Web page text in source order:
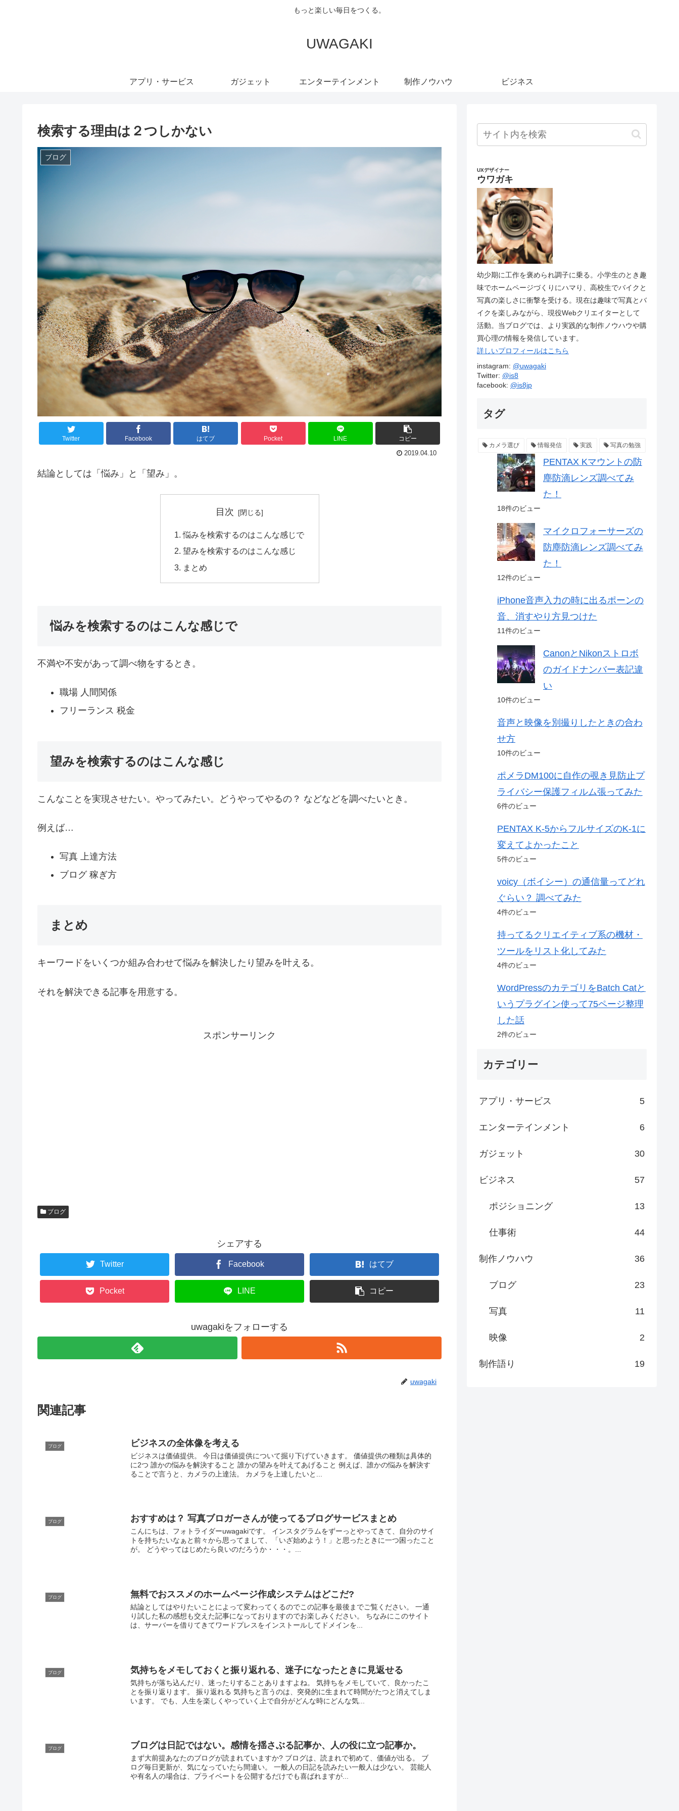
もっと楽しい毎日をつくる。
UWAGAKI
アプリ・サービス ガジェット エンターテインメント 制作ノウハウ ビジネス
検索する理由は２つしかない
ブログ
Twitter Facebook はてブ Pocket LINE コピー
2019.04.10
結論としては「悩み」と「望み」。
目次
悩みを検索するのはこんな感じで
望みを検索するのはこんな感じ
まとめ
悩みを検索するのはこんな感じで
不満や不安があって調べ物をするとき。
職場 人間関係
フリーランス 税金
望みを検索するのはこんな感じ
こんなことを実現させたい。やってみたい。どうやってやるの？ などなどを調べたいとき。
例えば…
写真 上達方法
ブログ 稼ぎ方
まとめ
キーワードをいくつか組み合わせて悩みを解決したり望みを叶える。
それを解決できる記事を用意する。
スポンサーリンク
ブログ
シェアする
Twitter Facebook はてブ
Pocket LINE コピー
uwagakiをフォローする
uwagaki
関連記事
ブログ ビジネスの全体像を考える
ビジネスは価値提供。 今日は価値提供について掘り下げていきます。 価値提供の種類は具体的
に2つ 誰かの悩みを解決すること 誰かの望みを叶えてあげること 例えば、誰かの悩みを解決す
ることで言うと、カメラの上達法。 カメラを上達したいと...
ブログ おすすめは？ 写真ブロガーさんが使ってるブログサービスまとめ
こんにちは、フォトライダーuwagakiです。 インスタグラムをずーっとやってきて、自分のサイ
トを持ちたいなぁと前々から思ってまして、「いざ始めよう！」と思ったときに一つ困ったこと
が。 どうやってはじめたら良いのだろうか・・・。...
ブログ 無料でおススメのホームページ作成システムはどこだ?
結論としてはやりたいことによって変わってくるのでこの記事を最後までご覧ください。 一通
り試した私の感想も交えた記事になっておりますのでお楽しみください。 ちなみにこのサイト
は、サーバーを借りてきてワードプレスをインストールしてドメインを...
ブログ 気持ちをメモしておくと振り返れる、迷子になったときに見返せる
気持ちが落ち込んだり、迷ったりすることありますよね。 気持ちをメモしていて、良かったこ
とを振り返ります。 振り返れる 気持ちと言うのは、突発的に生まれて時間がたつと消えてしま
います。 でも、人生を楽しくやっていく上で自分がどんな時にどんな気...
ブログ ブログは日記ではない。感情を揺さぶる記事か、人の役に立つ記事か。
まず大前提あなたのブログが読まれていますか? ブログは、読まれで初めて、価値が出る。 ブ
ログ毎日更新が、気になっていたら間違い。 一般人の日記を読みたい一般人は少ない。 芸能人
や有名人の場合は、プライベートを公開するだけでも喜ばれますが...
UXデザイナー
ウワガキ
幼少期に工作を褒められ調子に乗る。小学生のとき趣
味でホームページづくりにハマり、高校生でバイクと
写真の楽しさに衝撃を受ける。現在は趣味で写真とバ
イクを楽しみながら、現役Webクリエイターとして
活動。当ブログでは、より実践的な制作ノウハウや購
買心理の情報を発信しています。
詳しいプロフィールはこちら
instagram: @uwagaki
Twitter: @is8
facebook: @is8jp
タグ
カメラ選び 情報発信 実践 写真の勉強
PENTAX Kマウントの防
塵防滴レンズ調べてみ
た！
18件のビュー
マイクロフォーサーズの
防塵防滴レンズ調べてみ
た！
12件のビュー
iPhone音声入力の時に出るポーンの
音、消すやり方見つけた
11件のビュー
CanonとNikonストロボ
のガイドナンバー表記違
い
10件のビュー
音声と映像を別撮りしたときの合わ
せ方
10件のビュー
ポメラDM100に自作の覗き見防止プ
ライバシー保護フィルム張ってみた
6件のビュー
PENTAX K-5からフルサイズのK-1に
変えてよかったこと
5件のビュー
voicy（ボイシー）の通信量ってどれ
ぐらい？ 調べてみた
4件のビュー
持ってるクリエイティブ系の機材・
ツールをリスト化してみた
4件のビュー
WordPressのカテゴリをBatch Catと
いうプラグイン使って75ページ整理
した話
2件のビュー
カテゴリー
アプリ・サービス 5
エンターテインメント 6
ガジェット 30
ビジネス 57
ポジショニング 13
仕事術 44
制作ノウハウ 36
ブログ 23
写真 11
映像 2
制作語り 19